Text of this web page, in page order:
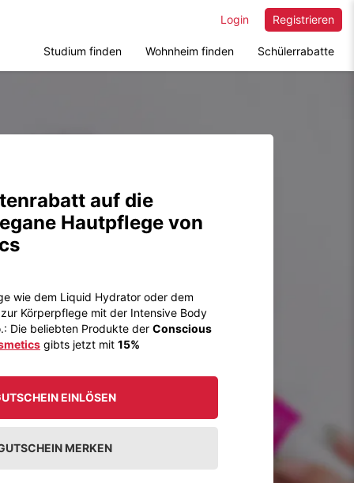
Registrieren
Login
Studium finden Wohnheim finden Schülerrabatte
auf die
Hautpflege von
wie dem Liquid Hydrator oder dem
Körperpflege mit der Intensive Body
Die beliebten Produkte der Conscious
gibts jetzt mit 15%
EINLÖSEN
MERKEN